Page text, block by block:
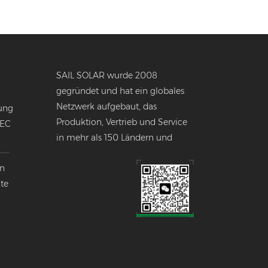
SAIL SOLAR wurde 2008
gegründet und hat ein globales
Netzwerk aufgebaut, das
Produktion, Vertrieb und Service
in mehr als 150 Ländern und